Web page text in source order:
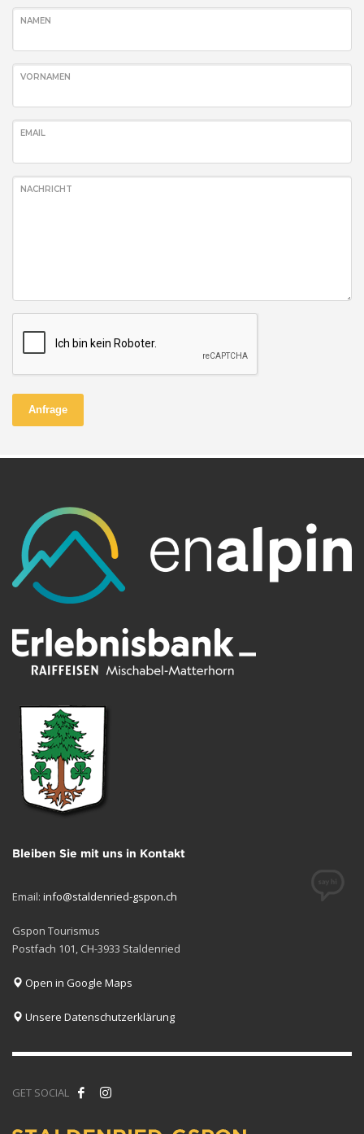
NAMEN
VORNAMEN
EMAIL
NACHRICHT
Anfrage
Bleiben Sie mit uns in Kontakt
Email: info@staldenried-gspon.ch
Gspon Tourismus
Postfach 101, CH-3933 Staldenried
Open in Google Maps
Unsere Datenschutzerklärung
GET SOCIAL